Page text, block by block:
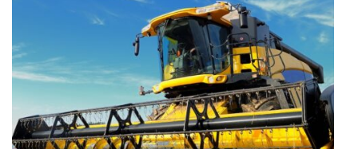
ΕΠΙΚΟΙΝΩΝΙΑ
ΚΑΤΑΛΟΓΟΣ F-ALL